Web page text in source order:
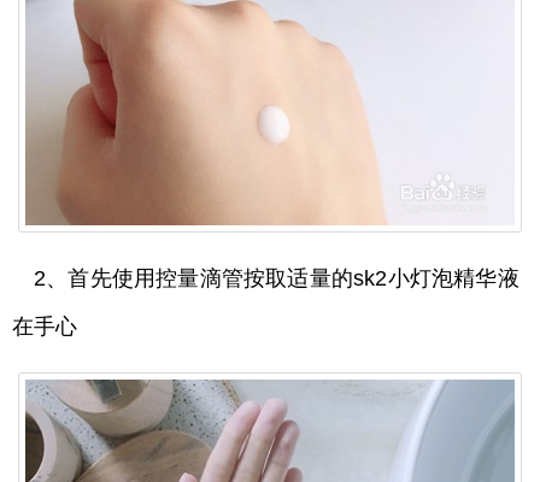
2、首先使用控量滴管按取适量的sk2小灯泡精华液
在手心